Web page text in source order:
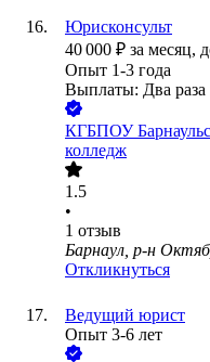
Юрисконсульт
40 000 ₽ за месяц,
Опыт 1-3 года
Выплаты: Два раза
КГБПОУ
колледж
1.5
•
1 отзыв
Барнаул, р-н
Откликнуться
Ведущий юрист
Опыт 3-6 лет